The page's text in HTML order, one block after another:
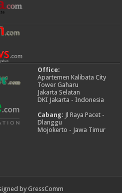
Office:
Apartemen Kalibata City
Tower Gaharu
Jakarta Selatan
DKI Jakarta - Indonesia
Cabang: Jl Raya Pacet -
Dlanggu
Mojokerto - Jawa Timur
by GressComm